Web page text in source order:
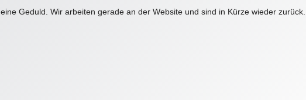
Geduld. Wir arbeiten gerade an der Website und sind in Kürze wieder zurück.